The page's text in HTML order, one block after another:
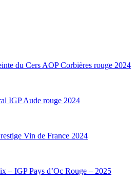
du Cers AOP Corbières rouge 2024
IGP Aude rouge 2024
Vin de France 2024
– IGP Pays d’Oc Rouge – 2025